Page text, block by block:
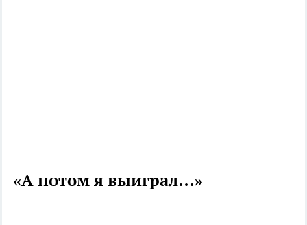
«А потом я выиграл…»